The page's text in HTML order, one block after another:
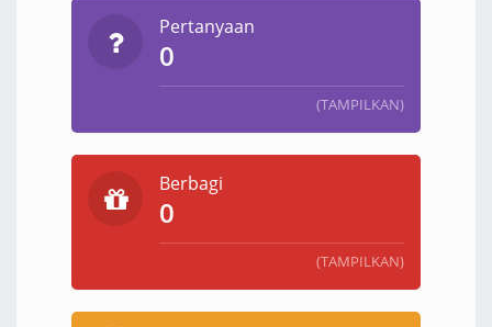
Pertanyaan
0
(TAMPILKAN)
Berbagi
0
(TAMPILKAN)